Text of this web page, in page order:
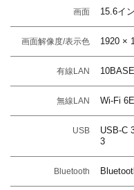
画面 15.6イ
画面解像度/表示色 1920 ×
有線LAN
無線LAN Wi-Fi
USB
USB-C
3
Bluetooth